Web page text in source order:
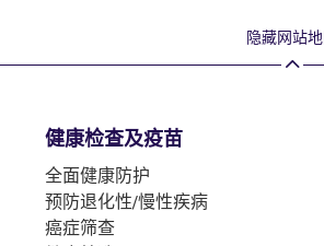
隐藏网站
健康检查及疫苗
全面健康防护
预防退化性/慢性疾病
癌症筛查